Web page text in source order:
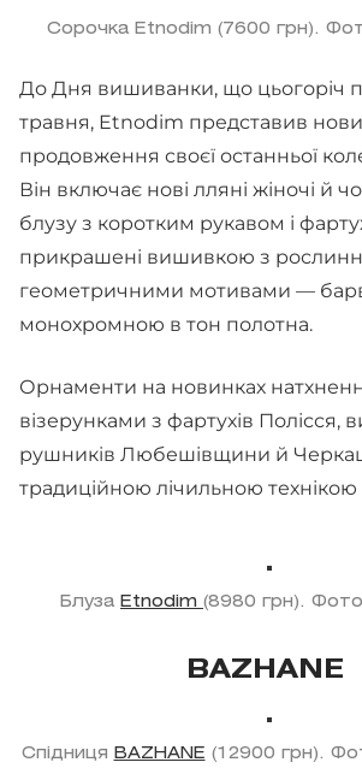
Сорочка Etnodim (7600 грн).
До Дня вишиванки, що цьогоріч
травня, Etnodim представив
продовження своєї останньої
Він включає нові лляні жіночі й
блузу з коротким рукавом і
прикрашені вишивкою з
геометричними мотивами —
монохромною в тон полотна.
Орнаменти на новинках
візерунками з фартухів Полісся,
рушників Любешівщини й
традиційною лічильною технікою
Блуза Etnodim (8980 грн).
BAZHANE
Спідниця BAZHANE (12900 грн).